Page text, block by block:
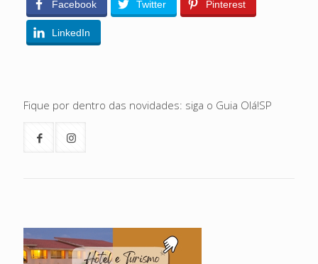
Facebook Twitter Pinterest
LinkedIn
Fique por dentro das novidades: siga o Guia Olá!SP